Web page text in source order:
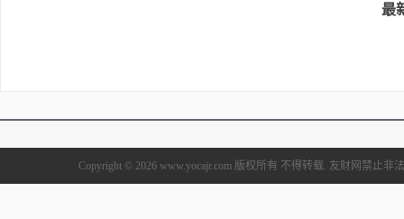
最
Copyright © 2026 www.yocajr.com 版权所有 不得转载. 友财网禁止非